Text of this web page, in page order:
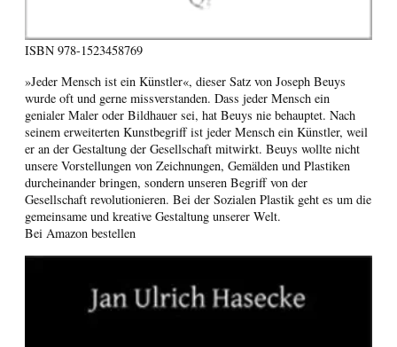
ISBN 978-1523458769
»Jeder Mensch ist ein Künstler«, dieser Satz von Joseph Beuys
wurde oft und gerne missverstanden. Dass jeder Mensch ein
genialer Maler oder Bildhauer sei, hat Beuys nie behauptet. Nach
seinem erweiterten Kunstbegriff ist jeder Mensch ein Künstler, weil
er an der Gestaltung der Gesellschaft mitwirkt. Beuys wollte nicht
unsere Vorstellungen von Zeichnungen, Gemälden und Plastiken
durcheinander bringen, sondern unseren Begriff von der
Gesellschaft revolutionieren. Bei der Sozialen Plastik geht es um die
gemeinsame und kreative Gestaltung unserer Welt.
Bei Amazon bestellen